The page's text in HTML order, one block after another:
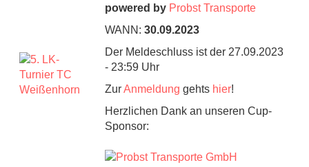
powered by Probst Transporte
WANN: 30.09.2023
Der Meldeschluss ist der 27.09.2023
- 23:59 Uhr
ZurAnmeldung gehts hier!
Herzlichen Dank an unseren Cup-
Sponsor: